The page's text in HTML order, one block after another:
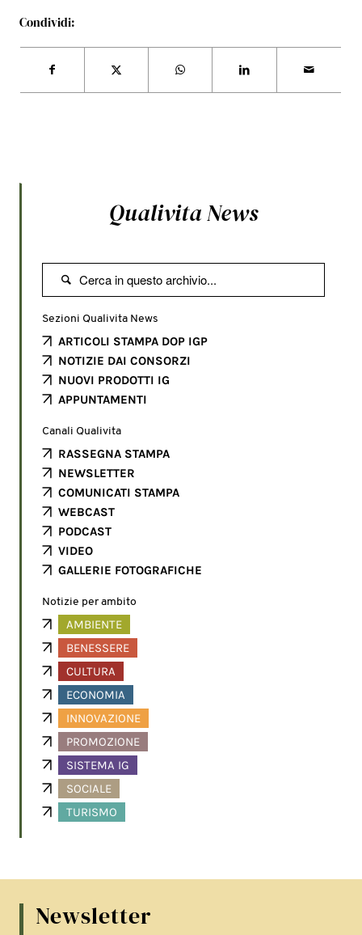
Condividi:
Qualivita News

Sezioni Qualivita News
ARTICOLI STAMPA DOP IGP
NOTIZIE DAI CONSORZI
NUOVI PRODOTTI IG
APPUNTAMENTI
Canali Qualivita
RASSEGNA STAMPA
NEWSLETTER
COMUNICATI STAMPA
WEBCAST
PODCAST
VIDEO
GALLERIE FOTOGRAFICHE
Notizie per ambito
AMBIENTE
BENESSERE
CULTURA
ECONOMIA
INNOVAZIONE
PROMOZIONE
SISTEMA IG
SOCIALE
TURISMO
Newsletter